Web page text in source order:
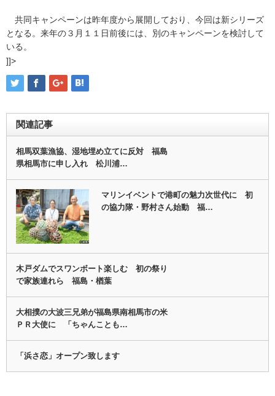
共同キャンペーンは昨年度から展開しており、今回は新シリーズ
となる。来年の３月１１日前後には、別のキャンペーンを検討して
いる。
]]>
関連記事
相馬双葉漁協、湿地埋め立てに反対 福島
県相馬市に申し入れ 松川浦…
マリンイベントで港町の魅力次世代に 初
の協力隊・野村さん始動 福…
木戸ダムでスワンボート楽しむ 初の祭り
で家族連れら 福島・楢葉
大相撲の大波三兄弟が福島県南相馬市の米
ＰＲ大使に 「ちゃんことも…
「浜さ恋」オープン致します